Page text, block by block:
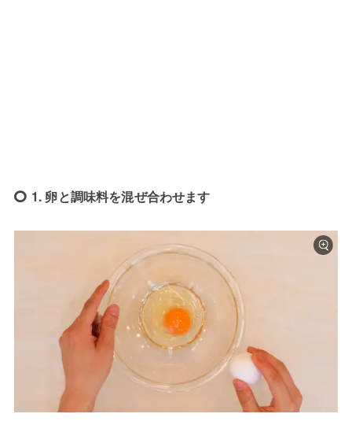
1. 卵と調味料を混ぜ合わせます